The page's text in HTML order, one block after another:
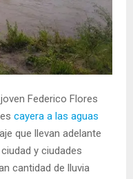
Federico Flores
cayera a las aguas
que llevan adelante
y ciudades
cantidad de lluvia